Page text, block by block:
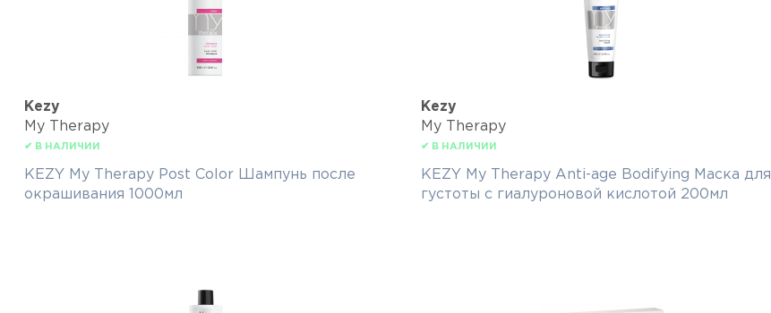
Kezy
My Therapy
✔ В НАЛИЧИИ
KEZY My Therapy Post Color Шампунь после
окрашивания 1000мл
Kezy
My Therapy
✔ В НАЛИЧИИ
KEZY My Therapy Anti-age Bodifying Маска для
густоты с гиалуроновой кислотой 200мл